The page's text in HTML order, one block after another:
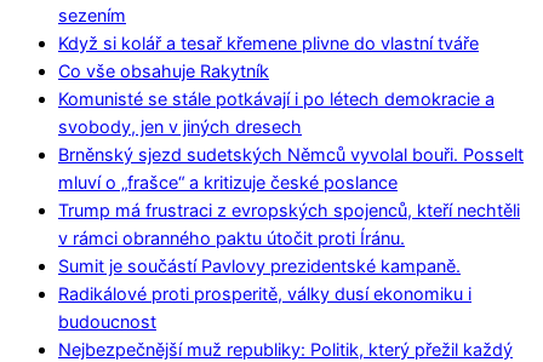
sezením
Když si kolář a tesař křemene plivne do vlastní tváře
Co vše obsahuje Rakytník
Komunisté se stále potkávají i po létech demokracie a
svobody, jen v jiných dresech
Brněnský sjezd sudetských Němců vyvolal bouři. Posselt
mluví o „frašce“ a kritizuje české poslance
Trump má frustraci z evropských spojenců, kteří nechtěli
v rámci obranného paktu útočit proti Íránu.
Sumit je součástí Pavlovy prezidentské kampaně.
Radikálové proti prosperitě, války dusí ekonomiku i
budoucnost
Nejbezpečnější muž republiky: Politik, který přežil každý